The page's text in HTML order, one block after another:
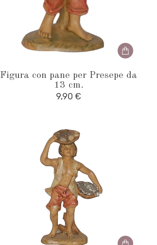
Figura con pane per Presepe da
13 cm.
9,90€